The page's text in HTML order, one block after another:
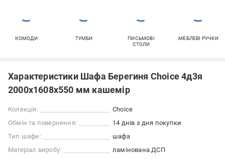
КОМОДИ ТУМБИ
ПИСЬМОВІ
СТОЛИ
МЕБЛЕВІ РУЧКИ
Характеристики Шафа Берегиня Choice 4д3я
2000х1608х550 мм кашемір
Колекція:
Choice
Обмін та повернення:
14 днів з дня покупки
Тип шафи:
шафа
Матеріал виробу:
ламінована ДСП